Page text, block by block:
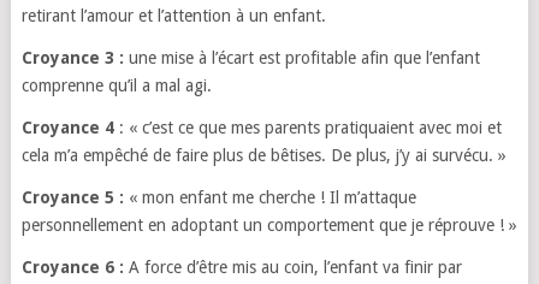
retirant l’amour et l’attention à un enfant.
Croyance 3 : une mise à l’écart est profitable afin que l’enfant
comprenne qu’il a mal agi.
Croyance 4: « c’est ce que mes parents pratiquaient avec moi et
cela m’a empêché de faire plus de bêtises. De plus, j’y ai survécu. »
Croyance 5 : « mon enfant me cherche ! Il m’attaque
personnellement en adoptant un comportement que je réprouve ! »
Croyance 6 : A force d’être mis au coin, l’enfant va finir par